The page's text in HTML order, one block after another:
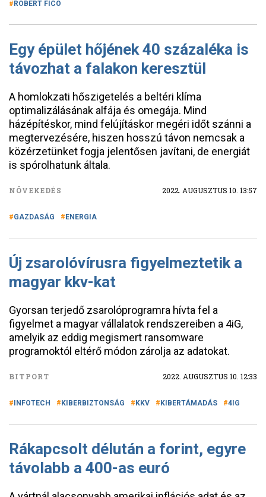
ROBERT FICO
Egy épület hőjének 40 százaléka is
távozhat a falakon keresztül
A homlokzati hőszigetelés a beltéri klíma
optimalizálásának alfája és omegája. Mind
házépítéskor, mind felújításkor megéri időt szánni a
megtervezésére, hiszen hosszú távon nemcsak a
közérzetünket fogja jelentősen javítani, de energiát
is spórolhatunk általa.
NÖVEKEDÉS 2022. AUGUSZTUS 10. 13:57
GAZDASÁG ENERGIA
Új zsarolóvírusra figyelmeztetik a
magyar kkv-kat
Gyorsan terjedő zsarolóprogramra hívta fel a
figyelmet a magyar vállalatok rendszereiben a 4iG,
amelyik az eddig megismert ransomware
programoktól eltérő módon zárolja az adatokat.
BITPORT 2022. AUGUSZTUS 10. 12:33
INFOTECH KIBERBIZTONSÁG KKV KIBERTÁMADÁS 4IG
Rákapcsolt délután a forint, egyre
távolabb a 400-as euró